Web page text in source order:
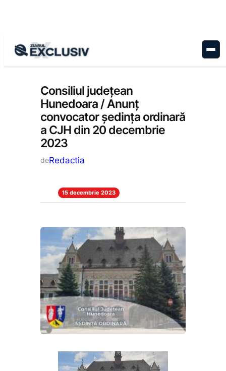
Anunțuri, Stiri la zi
Consiliul județean
Hunedoara / Anunț
convocator ședința ordinară
a CJH din 20 decembrie
2023
deRedactia
15 decembrie 2023